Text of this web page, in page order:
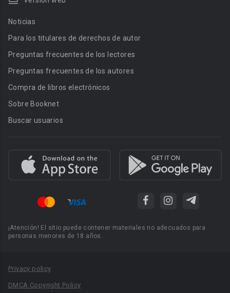
Noticias
Para los titulares de derechos de autor
Preguntas frecuentes de los lectores
Preguntas frecuentes de los autores
Compra de libros electrónicos
Sobre Booknet
Buscar usuarios
¡Atención! El sitio puede contener materiales no adecuados para
personas menores de 18 años.
Privacy policy
DMCA Copyright Policy